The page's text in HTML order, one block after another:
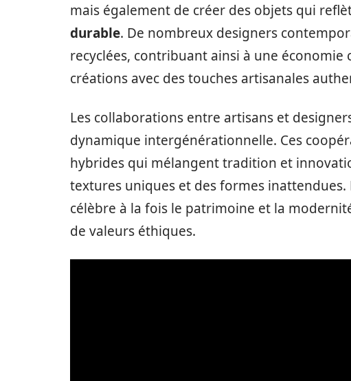
mais également de créer des objets qui
durable. De nombreux designers
recyclées, contribuant ainsi à une
créations avec des touches artisanales
Les collaborations entre artisans et
dynamique intergénérationnelle. Ces
hybrides qui mélangent tradition et
textures uniques et des formes inattendues.
célèbre à la fois le patrimoine et la
de valeurs éthiques.